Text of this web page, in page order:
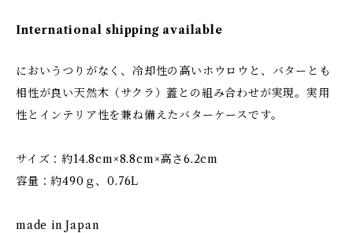
International shipping available
においうつりがなく、冷却性の高いホウロウと、バターとも
相性が良い天然木（サクラ）蓋との組み合わせが実現。実用
性とインテリア性を兼ね備えたバターケースです。
サイズ：約14.8cm×8.8cm×高さ6.2cm
容量：約490ｇ、0.76L
made in Japan